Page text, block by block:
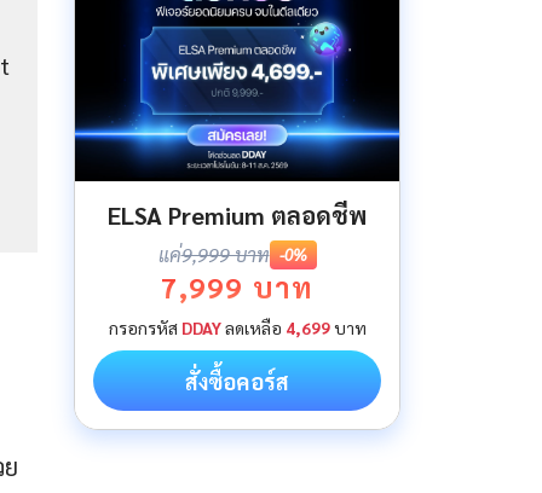
ELSA Premium ตลอดชีพ
แค่9,999 บาท -0%
7,999 บาท
กรอกรหัส DDAYลดเหลือ 4,699บาท
สั่งซื้อคอร์ส